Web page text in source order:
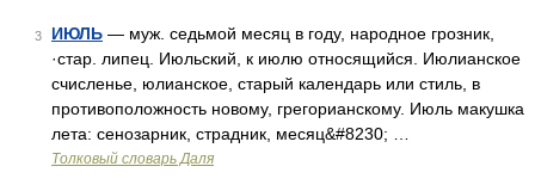
3 ИЮЛЬ — муж. седьмой месяц в году, народное грозник,
·стар. липец. Июльский, к июлю относящийся. Июлианское
счисленье, юлианское, старый календарь или стиль, в
противоположность новому, грегорианскому. Июль макушка
лета: сенозарник, страдник, месяц&#8230; …
Толковый словарь Даля